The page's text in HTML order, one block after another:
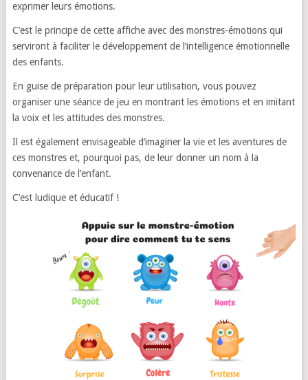
exprimer leurs émotions.
C’est le principe de cette affiche avec des monstres-émotions qui
serviront à faciliter le développement de l’intelligence émotionnelle
des enfants.
En guise de préparation pour leur utilisation, vous pouvez
organiser une séance de jeu en montrant les émotions et en imitant
la voix et les attitudes des monstres.
Il est également envisageable d’imaginer la vie et les aventures de
ces monstres et, pourquoi pas, de leur donner un nom à la
convenance de l’enfant.
C’est ludique et éducatif !